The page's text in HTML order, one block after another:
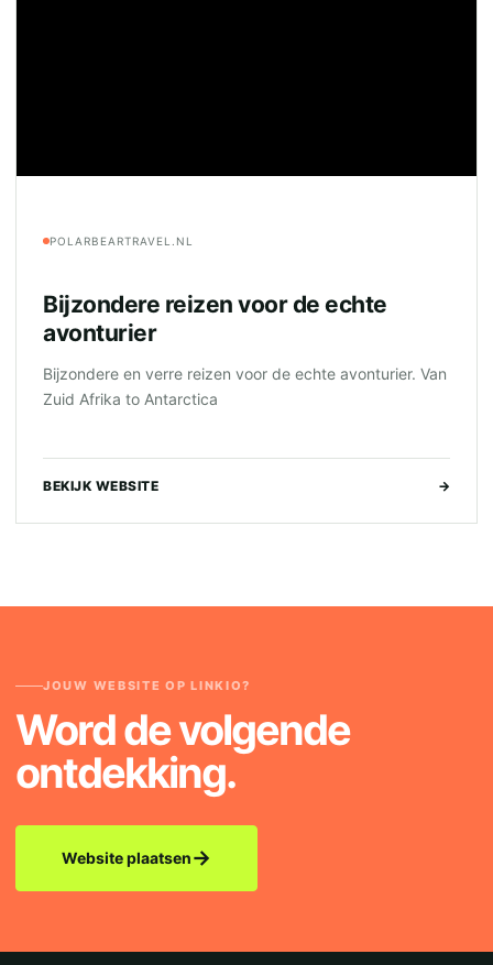
POLARBEARTRAVEL.NL
Bijzondere reizen voor de echte
avonturier
Bijzondere en verre reizen voor de echte avonturier. Van
Zuid Afrika to Antarctica
BEKIJK WEBSITE →
JOUW WEBSITE OP LINKIO?
Word de volgende
ontdekking.
Website plaatsen→